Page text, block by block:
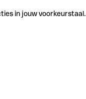
in jouw voorkeurstaal.